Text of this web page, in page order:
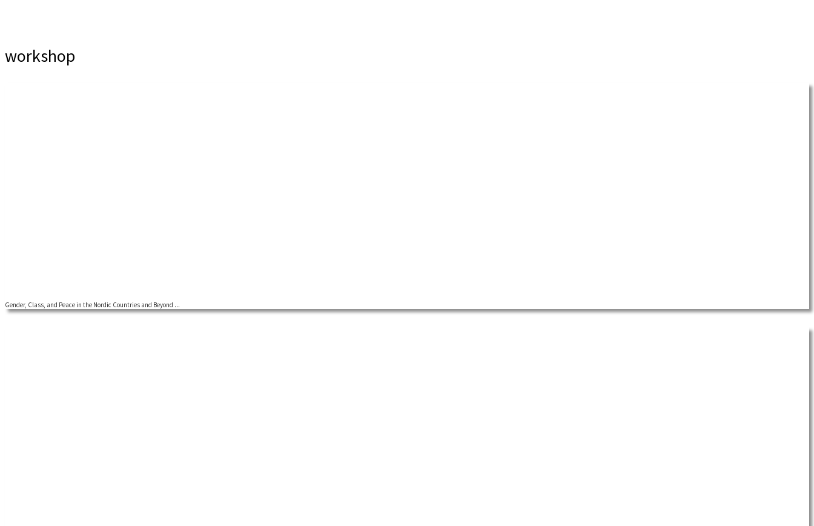
workshop
A two-day workshop on gender, class and peace in the Nordic countries and beyond in […]
Gender, Class, and Peace in the Nordic Countries and Beyond ...